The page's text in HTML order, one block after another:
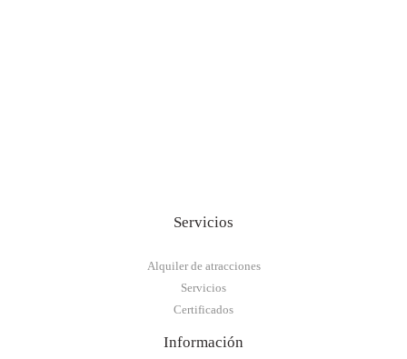
Servicios
Alquiler de atracciones
Servicios
Certificados
Información